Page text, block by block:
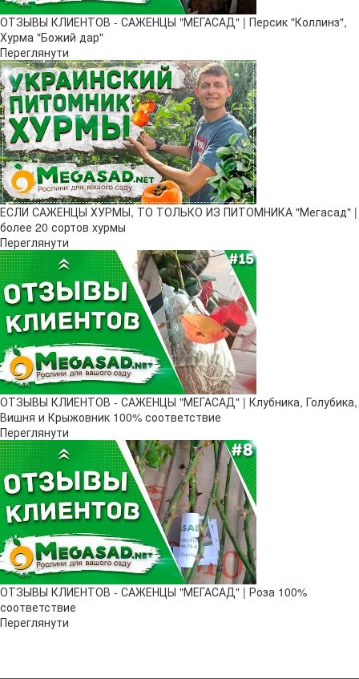
ОТЗЫВЫ КЛИЕНТОВ - САЖЕНЦЫ "МЕГАСАД" | Персик "Коллинз",
Хурма "Божий дар"
Переглянути
ЕСЛИ САЖЕНЦЫ ХУРМЫ, ТО ТОЛЬКО ИЗ ПИТОМНИКА "Мегасад" |
более 20 сортов хурмы
Переглянути
ОТЗЫВЫ КЛИЕНТОВ - САЖЕНЦЫ "МЕГАСАД" | Клубника, Голубика,
Вишня и Крыжовник 100% соответствие
Переглянути
ОТЗЫВЫ КЛИЕНТОВ - САЖЕНЦЫ "МЕГАСАД" | Роза 100%
соответствие
Переглянути